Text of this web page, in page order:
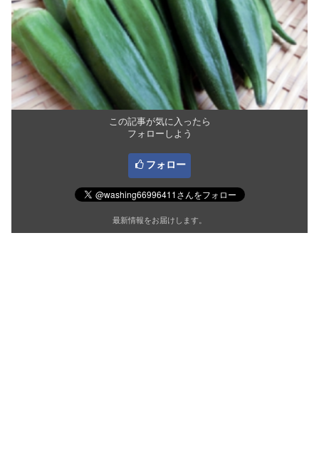
この記事が気に入ったら
フォローしよう
フォロー
最新情報をお届けします。